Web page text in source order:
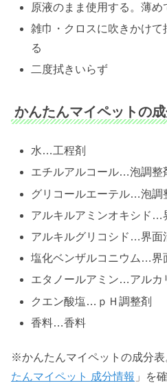
原液のまま使用する。薄め
雑巾・クロスに吹きかけて
る
二度拭きいらず
かんたんマイペットの
水…工程剤
エチルアルコール…泡調整
グリコールエーテル…泡調
アルキルアミンオキシド…
アルキルグリコシド…界面
塩化ベンザルコニウム…界
エタノールアミン…アルカ
クエン酸塩…ｐＨ調整剤
香料…香料
※かんたんマイペットの成分表
たんマイペット 成分情報 」を